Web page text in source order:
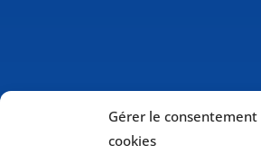
Gérer le consentement
cookies